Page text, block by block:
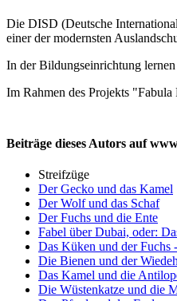
Die DISD (Deutsche
einer der modernsten
In der Bildungseinrichtung
Im Rahmen des Projekts
Beiträge dieses Autors auf
Streifzüge
Der Gecko und das Kamel
Der Wolf und das Schaf
Der Fuchs und die Ente
Fabel über Dubai, oder:
Das Küken und der Fuchs
Die Bienen und der
Das Kamel und die
Die Wüstenkatze und die